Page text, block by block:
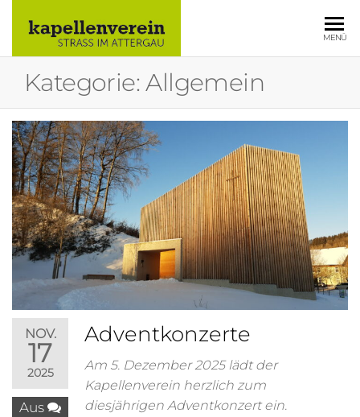
STRASS IM
ATTERGAU
MENÜ
Kategorie:Allgemein
NOV.
17
2025
Aus
Adventkonzerte
Am 5. Dezember 2025 lädt der
Kapellenverein herzlich zum
diesjährigen Adventkonzert ein.